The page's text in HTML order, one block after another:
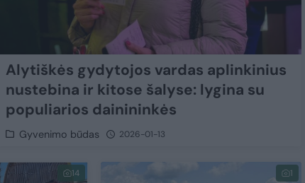
Alytiškės gydytojos vardas aplinkinius
nustebina ir kitose šalyse: lygina su
populiarios dainininkės
Gyvenimo būdas 2026-01-13
14 1